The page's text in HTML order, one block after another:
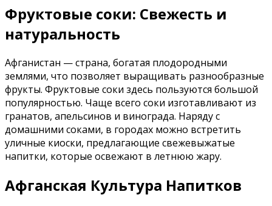
Фруктовые соки: Свежесть и
натуральность
Афганистан — страна, богатая плодородными
землями, что позволяет выращивать разнообразные
фрукты. Фруктовые соки здесь пользуются большой
популярностью. Чаще всего соки изготавливают из
гранатов, апельсинов и винограда. Наряду с
домашними соками, в городах можно встретить
уличные киоски, предлагающие свежевыжатые
напитки, которые освежают в летнюю жару.
Афганская Культура Напитков